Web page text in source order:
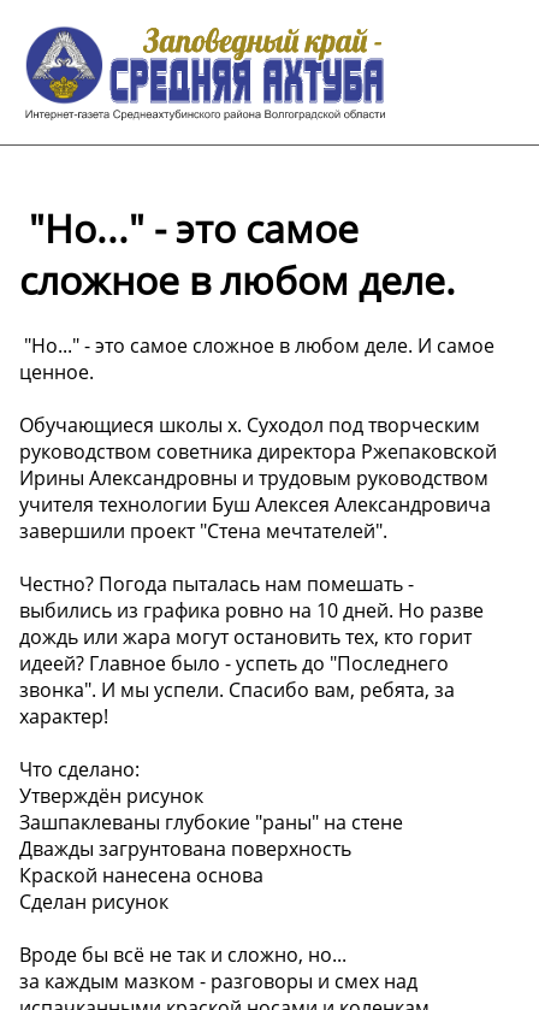
️ "Но..." - это самое
сложное в любом деле.
️ "Но..." - это самое сложное в любом деле. И самое
ценное.
Обучающиеся школы х. Суходол под творческим
руководством советника директора Ржепаковской
Ирины Александровны и трудовым руководством
учителя технологии Буш Алексея Александровича
завершили проект "Стена мечтателей".
Честно? Погода пыталась нам помешать -
выбились из графика ровно на 10 дней. Но разве
дождь или жара могут остановить тех, кто горит
идеей? Главное было - успеть до "Последнего
звонка". И мы успели. Спасибо вам, ребята, за
характер!
Что сделано:
Утверждён рисунок
Зашпаклеваны глубокие "раны" на стене
Дважды загрунтована поверхность
Краской нанесена основа
Сделан рисунок
Вроде бы всё не так и сложно, но...
за каждым мазком - разговоры и смех над